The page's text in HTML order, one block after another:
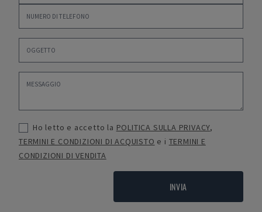
Ho letto e accetto la POLITICA SULLA PRIVACY,
TERMINI E CONDIZIONI DI ACQUISTO e i TERMINI E
CONDIZIONI DI VENDITA
INVIA